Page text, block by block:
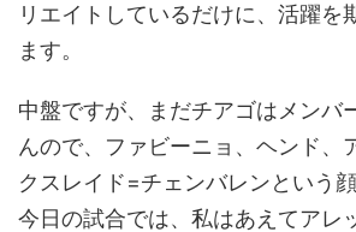
リエイトしているだけに、活躍を
ます。
中盤ですが、まだチアゴはメンバ
んので、ファビーニョ、ヘンド、
クスレイド=チェンバレンという顔
今日の試合では、私はあえてアレ